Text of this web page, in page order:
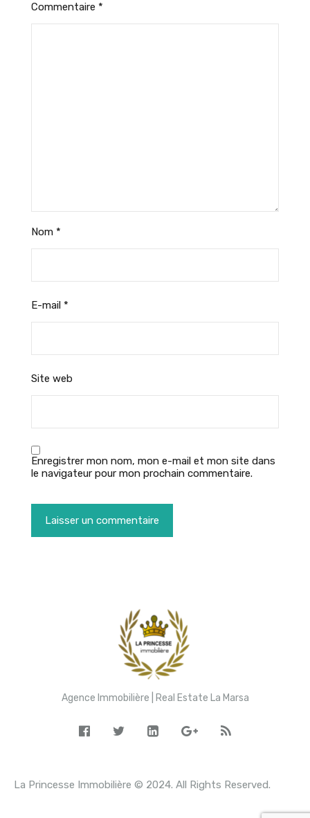
Commentaire *
Nom *
E-mail *
Site web
Enregistrer mon nom, mon e-mail et mon site dans
le navigateur pour mon prochain commentaire.
Agence Immobilière | Real Estate La Marsa
La Princesse Immobilière © 2024. All Rights Reserved.